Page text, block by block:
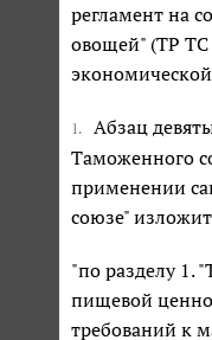
регламент на
овощей" (ТР ТС
1. Абзац
Таможенного
применении
союзе"
"по разделу 1.
пищевой
требований к